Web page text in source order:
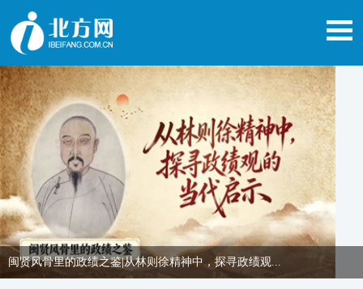
闽贤风骨里的政绩之鉴|从林则徐精神中，探寻政绩观...